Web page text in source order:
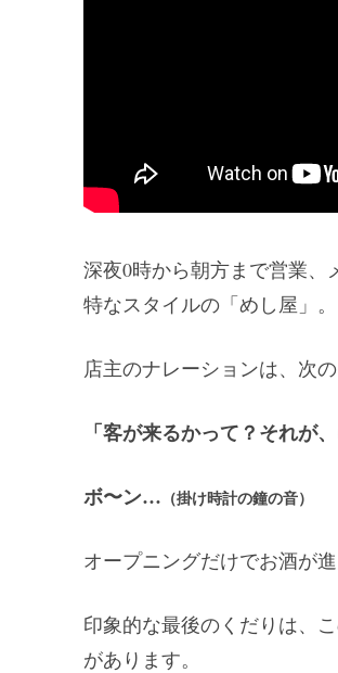
深夜0時から朝方まで営業、
特なスタイルの「めし屋」。
店主のナレーションは、次
「客が来るかって？それが
ボ〜ン… （掛け時計の鐘の音）
オープニングだけでお酒が
印象的な最後のくだりは、
があります。